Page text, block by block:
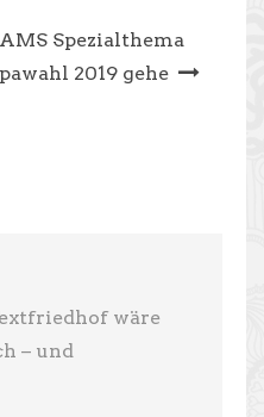
Spezialthema
2019 gehe
wäre
– und